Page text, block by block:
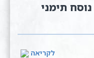
תימני
לקריאה